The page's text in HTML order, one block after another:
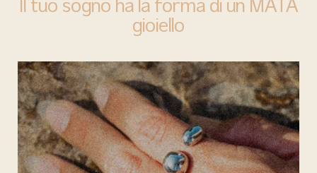
Il tuo sogno ha la forma di un MATA
gioiello